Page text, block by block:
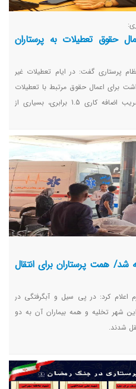
حقوق تعطیلات به پرستاران
پرستاری گفت: در ایام تعطیلات غیر
برای اعمال حقوق مرتبط با تعطیلات
شامل کسر ساعات موظفی و اعمال ضریب اضافه کاری 1.5 برابری، بسیاری از
سلیقه‌ای آنها نارضایتی ایجاد کرده
شد/ همت پرستاران برای انتقال
اعلام کرد: در پی سیل و آبگرفتگی در
شهر تخلیه و همه بیماران آن به دو
شدند.